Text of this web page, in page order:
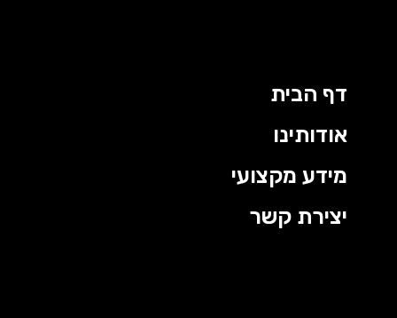
דף הבית
אודותינו
מידע מקצועי
יצירת קשר